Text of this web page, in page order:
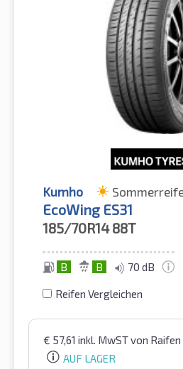
Kumho
EcoWing ES31
185/70R14 88T
B B 70 dB
Reifen Vergleichen
€ 57,61 inkl. MwSTvon Raifen
AUF LAGER